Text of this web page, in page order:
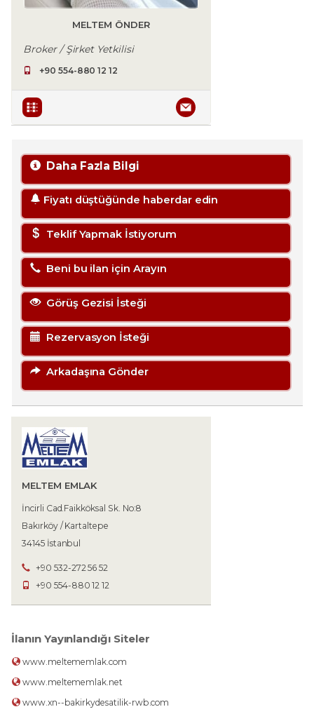
MELTEM ÖNDER
Broker / Şirket Yetkilisi
+90 554-880 12 12
Daha Fazla Bilgi
Fiyatı düştüğünde haberdar edin
Teklif Yapmak İstiyorum
Beni bu ilan için Arayın
Görüş Gezisi İsteği
Rezervasyon İsteği
Arkadaşına Gönder
MELTEM EMLAK
İncirli Cad.Faikköksal Sk. No:8
Bakırköy / Kartaltepe
34145 İstanbul
+90 532-272 56 52
+90 554-880 12 12
İlanın Yayınlandığı Siteler
www.meltememlak.com
www.meltememlak.net
www.xn--bakirkydesatilik-rwb.com